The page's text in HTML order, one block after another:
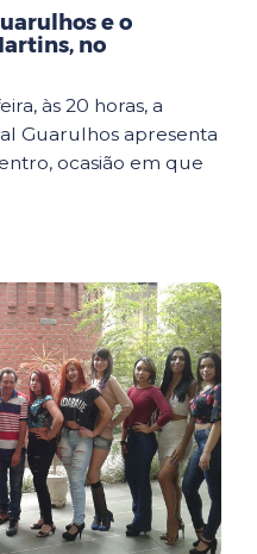
e o
no
às 20 horas, a
Guarulhos apresenta
ocasião em que